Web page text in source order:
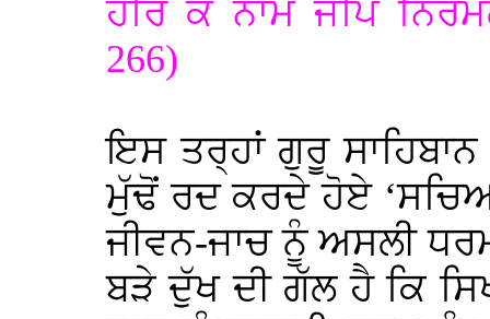
ਹਰਿ ਕੋ ਨਾਮ ਜਪਿ
266)
ਇਸ ਤਰ੍ਹਾਂ ਗੁਰੂ
ਮੁੱਢੋਂ ਰਦ ਕਰਦੇ ਹੋਏ
ਜੀਵਨ-ਜਾਚ ਨੂੰ ਅਸਲੀ
ਬੜੇ ਦੁੱਖ ਦੀ ਗੱਲ ਹੈ ਕਿ